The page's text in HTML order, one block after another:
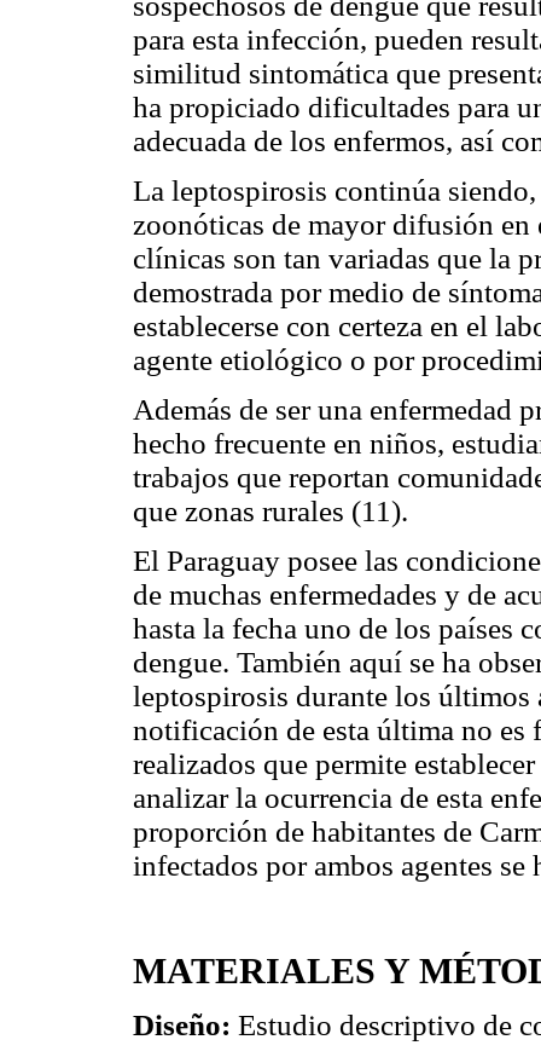
para esta infección, pueden
similitud sintomática que
ha propiciado dificultades para
adecuada de los enfermos, así
La leptospirosis continúa
zoonóticas de mayor difusión en
clínicas son tan variadas que la
demostrada por medio de
establecerse con certeza en el
agente etiológico o por
Además de ser una enfermedad
hecho frecuente en niños,
trabajos que reportan
que zonas rurales (11).
El Paraguay posee las
de muchas enfermedades y de
hasta la fecha uno de los países
dengue. También aquí se ha
leptospirosis durante los últimos
notificación de esta última no es
realizados que permite
analizar la ocurrencia de esta
proporción de habitantes de
infectados por ambos agentes
MATERIALES Y
Diseño: Estudio descriptivo de